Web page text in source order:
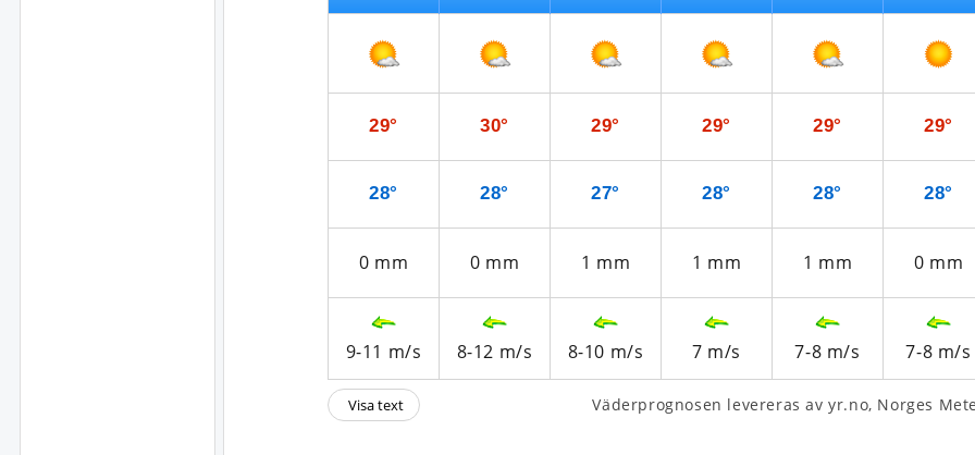
29° 30° 29° 29° 29° 29°
28° 28° 27° 28° 28° 28°
0 mm 0 mm 1 mm 1 mm 1 mm 0 mm
9-11 m/s 8-12 m/s 8-10 m/s 7 m/s 7-8 m/s 7-8 m/s
Visa text Väderprognosen levereras av yr.no, Norges